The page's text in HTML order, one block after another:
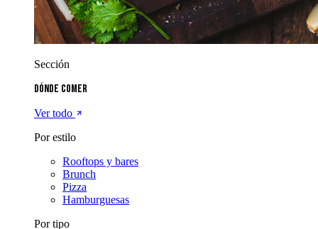
Sección
Dónde comer
Ver todo
Por estilo
Rooftops y bares
Brunch
Pizza
Hamburguesas
Por tipo